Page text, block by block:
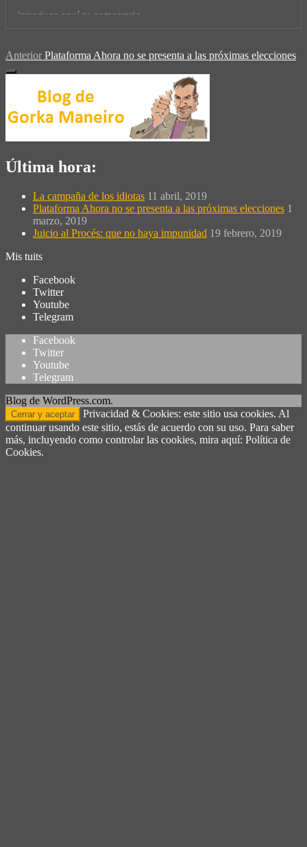
Anterior Plataforma Ahora no se presenta a las próximas elecciones
Última hora:
La campaña de los idiotas 11 abril, 2019
Plataforma Ahora no se presenta a las próximas elecciones 1
marzo, 2019
Juicio al Procés: que no haya impunidad 19 febrero, 2019
Mis tuits
Facebook
Twitter
Youtube
Telegram
Facebook
Twitter
Youtube
Telegram
Blog de WordPress.com.
Privacidad & Cookies: este sitio usa cookies. Al
continuar usando este sitio, estás de acuerdo con su uso. Para saber
más, incluyendo como controlar las cookies, mira aquí: Política de
Cookies.